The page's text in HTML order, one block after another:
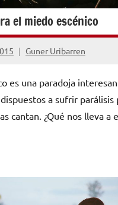
el miedo escénico
Guner Uribarren
es una paradoja
a sufrir parálisis
cantan. ¿Qué nos lleva